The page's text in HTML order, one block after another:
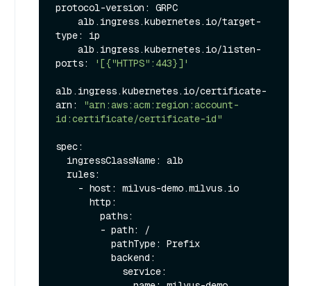
protocol-version: GRPC
type: ip
ports:
'[{"HTTPS":443}]'
alb.ingress.kubernetes.io/certificate-
arn:
"arn:aws:acm:region:account-
id:certificate/certificate-id"
spec: